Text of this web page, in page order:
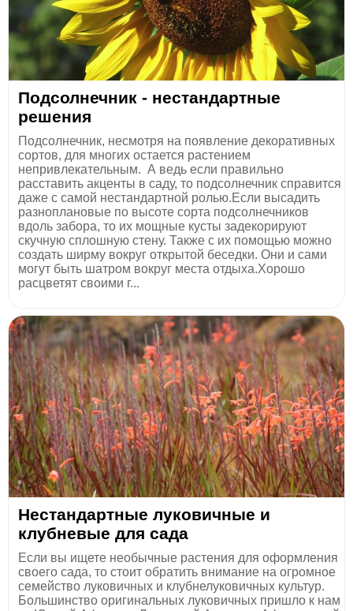
Подсолнечник - нестандартные
решения
Подсолнечник, несмотря на появление декоративных
сортов, для многих остается растением
непривлекательным. А ведь если правильно
расставить акценты в саду, то подсолнечник справится
даже с самой нестандартной ролью.Если высадить
разноплановые по высоте сорта подсолнечников
вдоль забора, то их мощные кусты задекорируют
скучную сплошную стену. Также с их помощью можно
создать ширму вокруг открытой беседки. Они и сами
могут быть шатром вокруг места отдыха.Хорошо
расцветят своими г...
Нестандартные луковичные и
клубневые для сада
Если вы ищете необычные растения для оформления
своего сада, то стоит обратить внимание на огромное
семейство луковичных и клубнелуковичных культур.
Большинство оригинальных луковичных пришло к нам